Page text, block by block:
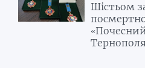
Шістьом